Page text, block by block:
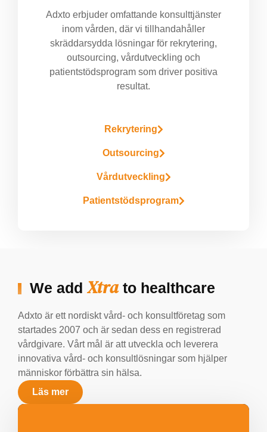
Adxto erbjuder omfattande konsulttjänster
inom vården, där vi tillhandahåller
skräddarsydda lösningar för rekrytering,
outsourcing, vårdutveckling och
patientstödsprogram som driver positiva
resultat.
Rekrytering
Outsourcing
Vårdutveckling
Patientstödsprogram
We add Xtrato healthcare​
Adxto är ett nordiskt vård- och konsultföretag som
startades 2007 och är sedan dess en registrerad
vårdgivare. Vårt mål är att utveckla och leverera
innovativa vård- och konsultlösningar som hjälper
människor förbättra sin hälsa.
Läs mer